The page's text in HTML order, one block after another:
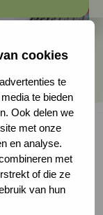
cookies
te
te bieden
Ook delen we
met onze
en analyse.
met
of die ze
van hun
GBS/CIDP-
een
verleden,